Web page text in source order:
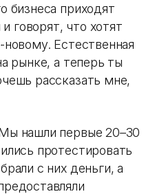
бизнеса приходят
говорят, что хотят
новому. Естественная
рынке, а теперь ты
рассказать мне,
нашли первые 20–30
протестировать
с них деньги, а